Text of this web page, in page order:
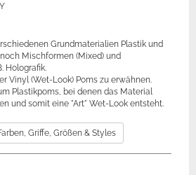
Grundmaterialien Plastik und
Mischformen (Mixed) und
Holografik.
Vinyl (Wet-Look) Poms zu erwähnen.
Plastikpoms, bei denen das Material
und somit eine "Art" Wet-Look entsteht.
Griffe, Größen & Styles